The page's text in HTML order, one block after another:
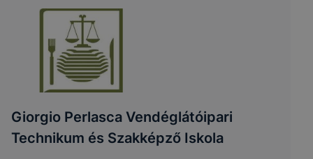
Giorgio Perlasca Vendéglátóipari
Technikum és Szakképző Iskola